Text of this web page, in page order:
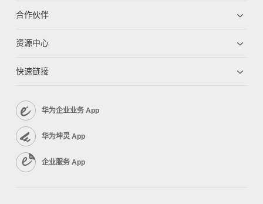
合作伙伴
资源中心
快速链接
华为企业业务 App
华为坤灵 App
企业服务 App